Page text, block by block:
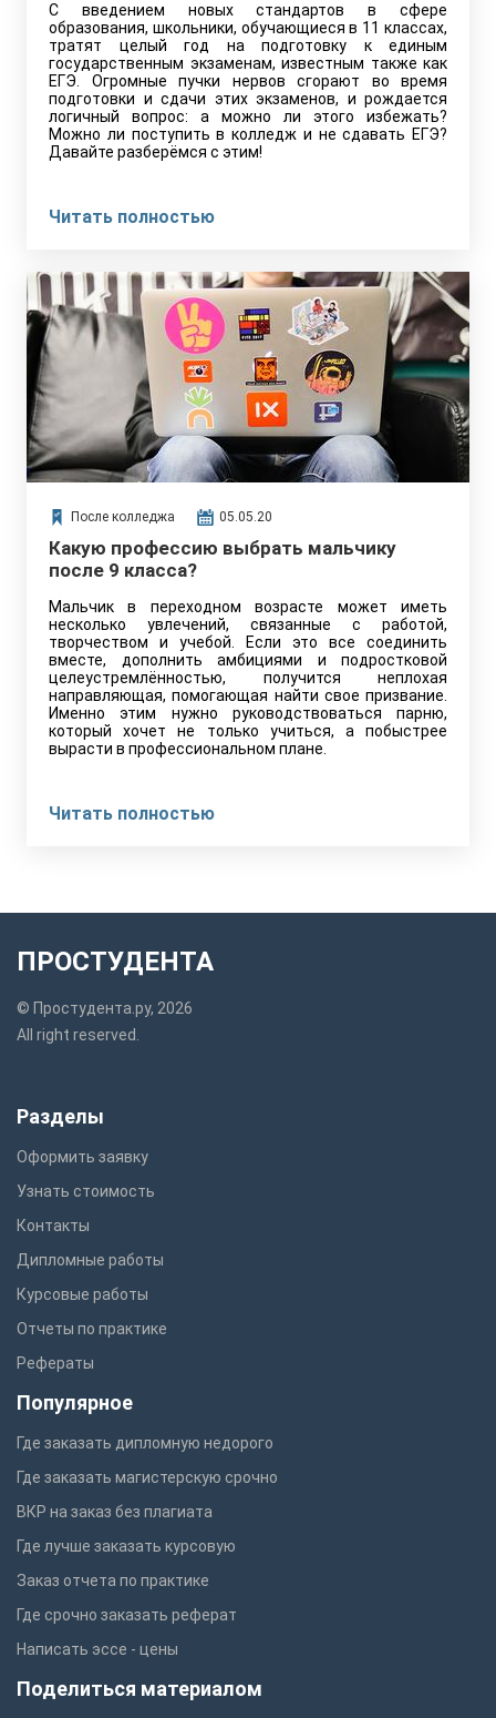
С введением новых стандартов в сфере
образования, школьники, обучающиеся в 11 классах,
тратят целый год на подготовку к единым
государственным экзаменам, известным также как
ЕГЭ. Огромные пучки нервов сгорают во время
подготовки и сдачи этих экзаменов, и рождается
логичный вопрос: а можно ли этого избежать?
Можно ли поступить в колледж и не сдавать ЕГЭ?
Давайте разберёмся с этим!
Читать полностью
После колледжа 05.05.20
Какую профессию выбрать мальчику
после 9 класса?
Мальчик в переходном возрасте может иметь
несколько увлечений, связанные с работой,
творчеством и учебой. Если это все соединить
вместе, дополнить амбициями и подростковой
целеустремлённостью, получится неплохая
направляющая, помогающая найти свое призвание.
Именно этим нужно руководствоваться парню,
который хочет не только учиться, а побыстрее
вырасти в профессиональном плане.
Читать полностью
ПРОСТУДЕНТА
© Простудента.ру, 2026
All right reserved.
Разделы
Оформить заявку
Узнать стоимость
Контакты
Дипломные работы
Курсовые работы
Отчеты по практике
Рефераты
Популярное
Где заказать дипломную недорого
Где заказать магистерскую срочно
ВКР на заказ без плагиата
Где лучше заказать курсовую
Заказ отчета по практике
Где срочно заказать реферат
Написать эссе - цены
Поделиться материалом